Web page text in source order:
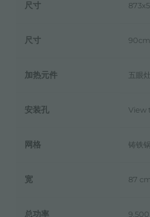
尺寸
尺寸 90cm
加热元件 五眼
安装孔 View
网格 铸铁
宽 87 cm
总功率